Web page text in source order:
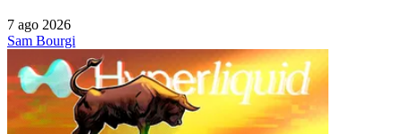
7 ago 2026
Sam Bourgi